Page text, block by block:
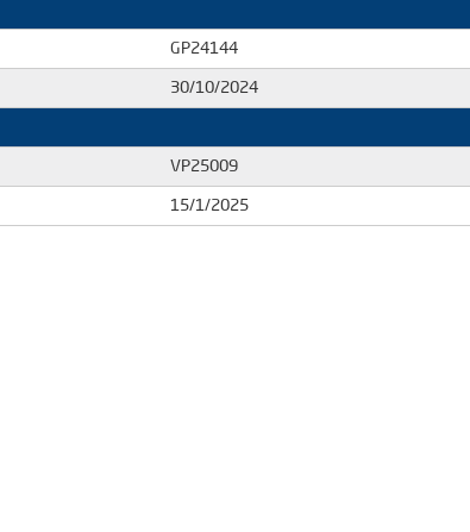
GP24144
30/10/2024
VP25009
15/1/2025